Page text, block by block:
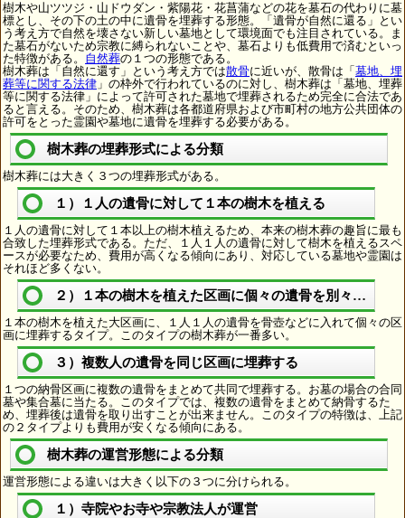
樹木や山ツツジ・山ドウダン・紫陽花・花菖蒲などの花を墓石の代わりに墓
標とし、その下の土の中に遺骨を埋葬する形態。「遺骨が自然に還る」とい
う考え方で自然を壊さない新しい墓地として環境面でも注目されている。ま
た墓石がないため宗教に縛られないことや、墓石よりも低費用で済むといっ
た特徴がある。 自然葬の１つの形態である。
樹木葬は「自然に還す」という考え方では散骨に近いが、散骨は「 墓地、埋
葬等に関する法律 」の枠外で行われているのに対し、樹木葬は「墓地、埋葬
等に関する法律」によって許可された墓地で埋葬されるため完全に合法であ
ると言える。そのため、樹木葬は各都道府県および市町村の地方公共団体の
許可をとった霊園や墓地に遺骨を埋葬する必要がある。
樹木葬の埋葬形式による分類
樹木葬には大きく３つの埋葬形式がある。
１）１人の遺骨に対して１本の樹木を植える
１人の遺骨に対して１本以上の樹木植えるため、本来の樹木葬の趣旨に最も
合致した埋葬形式である。ただ、１人１人の遺骨に対して樹木を植えるスペ
ースが必要なため、費用が高くなる傾向にあり、対応している墓地や霊園は
それほど多くない。
２）１本の樹木を植えた区画に個々の遺骨を別々に埋葬
１本の樹木を植えた大区画に、１人１人の遺骨を骨壺などに入れて個々の区
画に埋葬するタイプ。このタイプの樹木葬が一番多い。
３）複数人の遺骨を同じ区画に埋葬する
１つの納骨区画に複数の遺骨をまとめて共同で埋葬する。お墓の場合の合同
墓や集合墓に当たる。このタイプでは、複数の遺骨をまとめて納骨するた
め、埋葬後は遺骨を取り出すことが出来ません。このタイプの特徴は、上記
の２タイプよりも費用が安くなる傾向にある。
樹木葬の運営形態による分類
運営形態による違いは大きく以下の３つに分けられる。
１）寺院やお寺や宗教法人が運営